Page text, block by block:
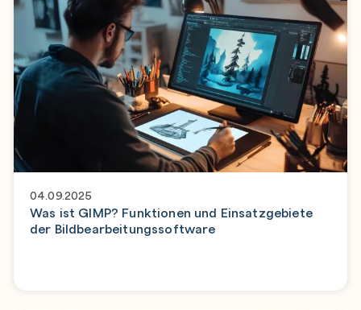
04.09.2025
Was ist GIMP? Funktionen und Einsatzgebiete
der Bildbearbeitungssoftware